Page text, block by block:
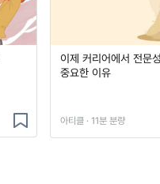
이제 커리어에서 전문
중요한 이유
아티클 · 11분 분량